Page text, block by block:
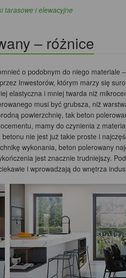
tarasowe i elewacyjne
– różnice
o podobnym do niego materiale
Inwestorów, którym marzy się
elastyczna i mniej twarda niż
musi być grubsza, niż
powierzchnię, tak beton
mamy do czynienia z
nie jest już takie proste i
wykonania, beton polerowany
jest znacznie trudniejszy.
i wprowadzają do wnętrza